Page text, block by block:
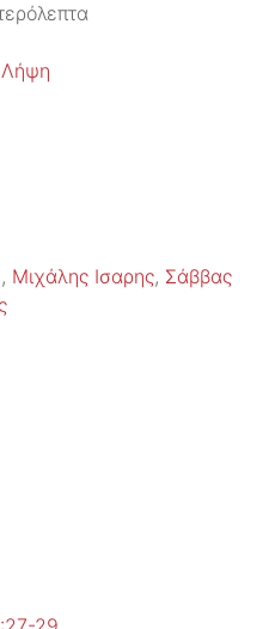
Λήψη
, Μιχάλης Ισαρης, Σάββας